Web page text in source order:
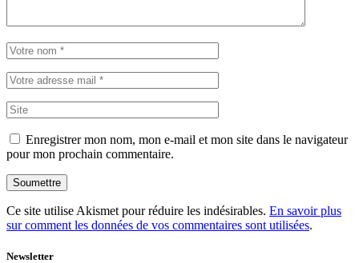
Enregistrer mon nom, mon e-mail et mon site dans le navigateur
pour mon prochain commentaire.
Soumettre
Ce site utilise Akismet pour réduire les indésirables. En savoir plus
sur comment les données de vos commentaires sont utilisées.
Newsletter